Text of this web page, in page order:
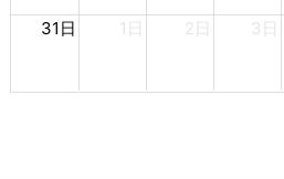
31日 1日 2日 3日